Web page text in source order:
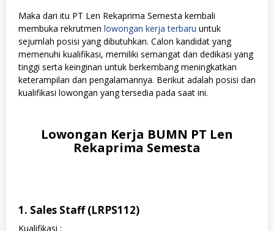
Maka dari itu PT Len Rekaprima Semesta kembali
membuka rekrutmen lowongan kerja terbaru untuk
sejumlah posisi yang dibutuhkan. Calon kandidat yang
memenuhi kualifikasi, memiliki semangat dan dedikasi yang
tinggi serta keinginan untuk berkembang meningkatkan
keterampilan dan pengalamannya. Berikut adalah posisi dan
kualifikasi lowongan yang tersedia pada saat ini.
Lowongan Kerja BUMN PT Len
Rekaprima Semesta
1. Sales Staff (LRPS112)
Kualifikasi :